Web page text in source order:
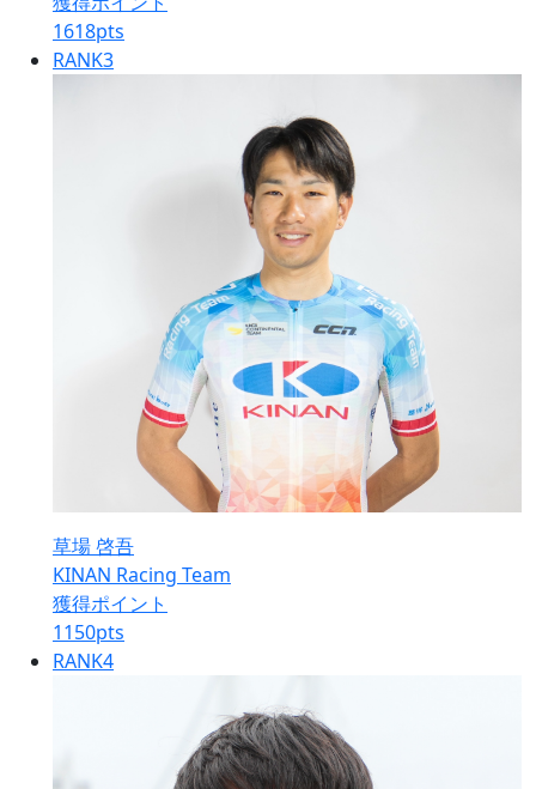
1618pts
RANK3
草場 啓吾
KINAN Racing Team
獲得ポイント
1150pts
RANK4